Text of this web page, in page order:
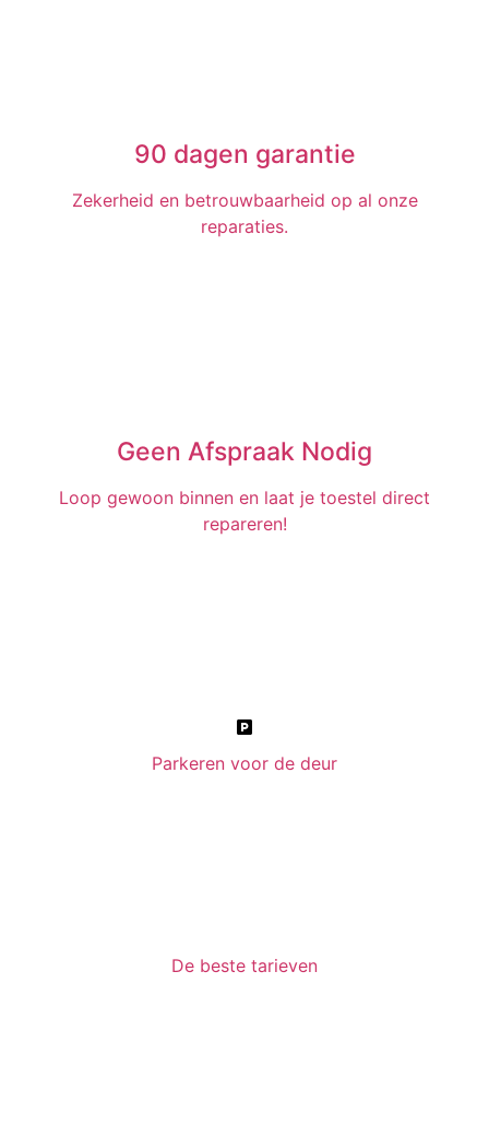
90 dagen garantie
Zekerheid en betrouwbaarheid op al onze
reparaties.
Geen Afspraak Nodig
Loop gewoon binnen en laat je toestel direct
repareren!
Parkeren voor de deur
De beste tarieven